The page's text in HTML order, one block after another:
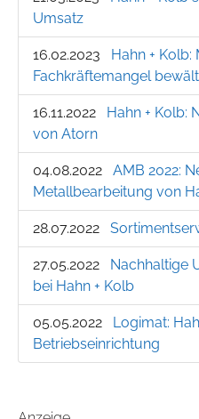
Umsatz
16.02.2023
Hahn +
Fachkräftemangel
16.11.2022
Hahn + Kolb:
von Atorn
04.08.2022
AMB 2022:
Metallbearbeitung von
28.07.2022
27.05.2022
Nachhaltige
bei Hahn + Kolb
05.05.2022
Logimat:
Betriebseinrichtung